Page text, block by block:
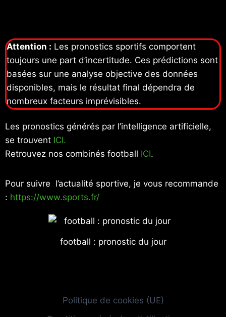
Attention : Les pronostics sportifs comportent
toujours une part d’incertitude. Ces prédictions sont
basées sur une analyse objective des données
disponibles, mais le résultat final dépendra de
nombreux facteurs imprévisibles.
Les pronostics générés par l’intelligence artificielle,
se trouvent ICI.
Retrouvez nos combinés football ICI.
Pour suivre l’actualité sportive, je vous recommande
: https://www.sports.fr/
football : pronostic du jour
Politique de cookies (UE)